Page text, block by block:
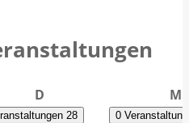
DDienstag M
28 0